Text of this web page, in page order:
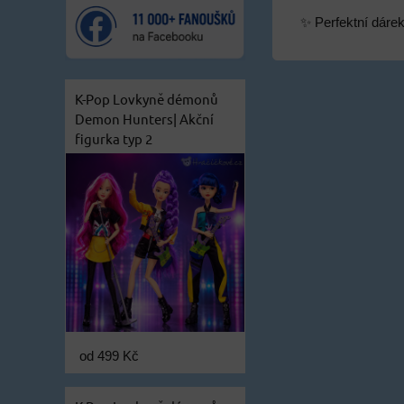
✨ Perfektní
K-Pop Lovkyně démonů
Demon Hunters| Akční
figurka typ 2
od 499 Kč